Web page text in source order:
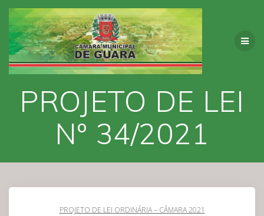
Skip
to
content
PROJETO DE LEI
Nº 34/2021
PROJETO DE LEI ORDINÁRIA – CÂMARA 2021